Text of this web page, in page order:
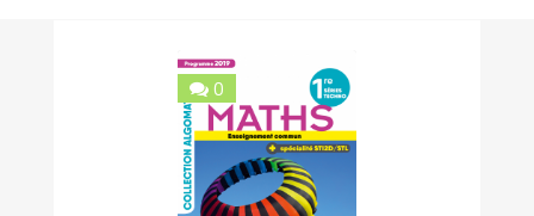
0